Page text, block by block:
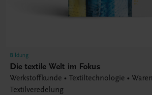
Bildung
Die textile Welt im Fokus
Werkstoffkunde • Textiltechnologie •
Textilveredelung